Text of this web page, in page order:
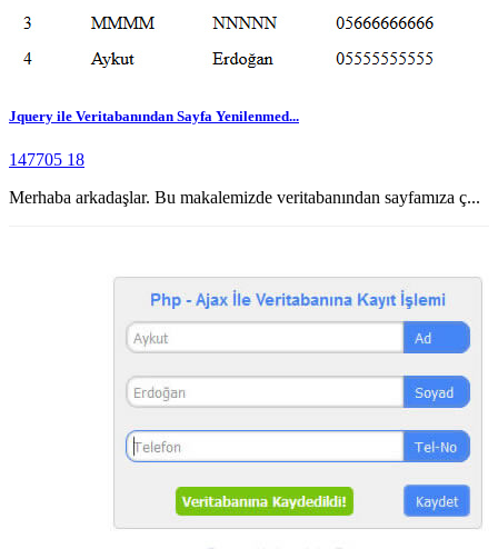
Jquery ile Veritabanından Sayfa Yenilenmed...
147705 18
Merhaba arkadaşlar. Bu makalemizde veritabanından sayfamıza ç...